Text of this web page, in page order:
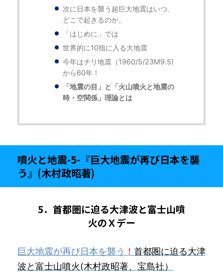
次に日本を襲う超巨大地震はいつ、
どこで起きるのか。
「はじめに」では
世界的に10指に入る大地震
今年はチリ地震（1960/5/23M9.5)
から60年！
「地震の目」と「火山噴火と地震の
時・空関係」理論とは
噴火と地震-5-『巨大地震が再び日本を襲
う』(木村政昭著)
5．首都圏に迫る大津波と富士山噴
火のＸデー
巨大地震が再び日本を襲う ！ 首都圏に迫る大津
波と富士山噴火(木村政昭著、宝島社）